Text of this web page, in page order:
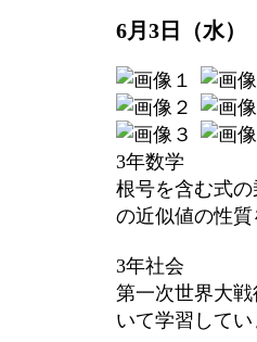
6月3日（水
3年数学
根号を含む式
の近似値の性
3年社会
第一次世界大
いて学習して